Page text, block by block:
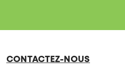
CONTACTEZ-NOUS